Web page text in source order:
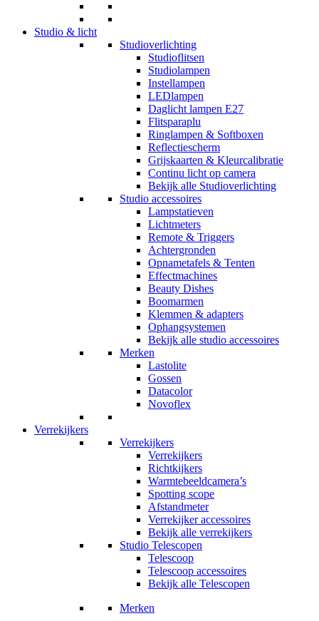
Studio & licht
Studioverlichting
Studioflitsen
Studiolampen
Instellampen
LEDlampen
Daglicht lampen E27
Flitsparaplu
Ringlampen & Softboxen
Reflectiescherm
Grijskaarten & Kleurcalibratie
Continu licht op camera
Bekijk alle Studioverlichting
Studio accessoires
Lampstatieven
Lichtmeters
Remote & Triggers
Achtergronden
Opnametafels & Tenten
Effectmachines
Beauty Dishes
Boomarmen
Klemmen & adapters
Ophangsystemen
Bekijk alle studio accessoires
Merken
Lastolite
Gossen
Datacolor
Novoflex
Verrekijkers
Verrekijkers
Verrekijkers
Richtkijkers
Warmtebeeldcamera’s
Spotting scope
Afstandmeter
Verrekijker accessoires
Bekijk alle verrekijkers
Studio Telescopen
Telescoop
Telescoop accessoires
Bekijk alle Telescopen
Merken